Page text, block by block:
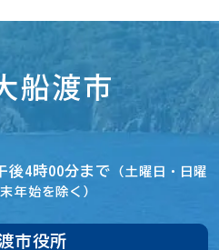
後4時00分まで
（土曜日・日曜
年始を除く）
市役所